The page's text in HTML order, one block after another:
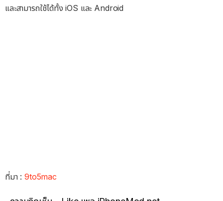
และสามารถใช้ได้ทั้ง iOS และ Android
ที่มา :9to5mac